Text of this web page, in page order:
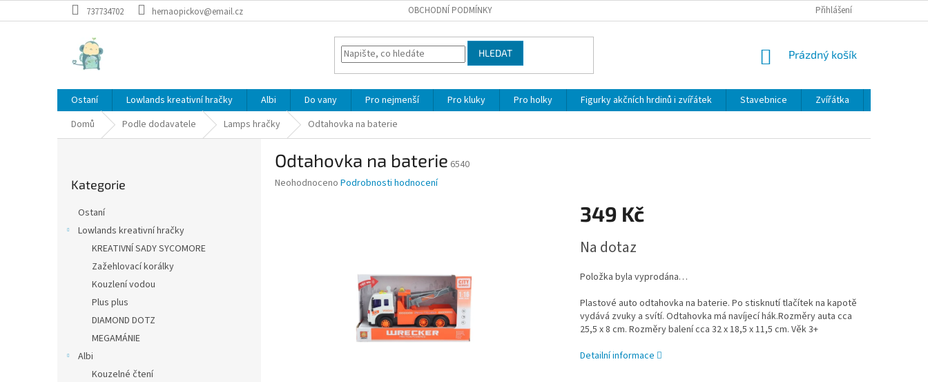
na
737734702 hernaopickov@email.cz OBCHODNÍ PODMÍNKY Přihlášení
HLEDAT
NÁKUPNÍ
Prázdný košík
Ostaní Lowlands kreativní hračky Albi Do vany Pro nejmenší Pro kluky Pro holky Figurky akčních hrdinů i zvířátek Stavebnice Zvířátka
Domů
Podle dodavatele Lamps hračky Odtahovka na baterie
kategorie
Kategorie
Ostaní
Lowlands kreativní hračky
KREATIVNÍ SADY SYCOMORE
Zažehlovací korálky
Kouzlení vodou
Plus plus
DIAMOND DOTZ
MEGAMÁNIE
Albi
Kouzelné čtení
Odtahovka na baterie 6540
Průměrné
Neohodnoceno Podrobnosti hodnocení
349 Kč
cena:
Na dotaz
Položka byla vyprodána…
Plastové auto odtahovka na baterie. Po stisknutí tlačítek na kapotě
vydává zvuky a svítí. Odtahovka má navíjecí hák.Rozměry auta cca
25,5 x 8 cm. Rozměry balení cca 32 x 18,5 x 11,5 cm. Věk 3+
Detailní informace